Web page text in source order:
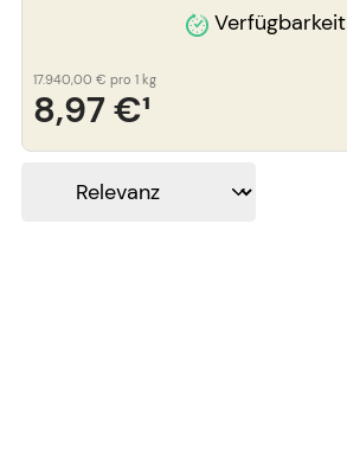
Verfügbarkeit
8,97 €¹
17.940,00 € pro 1 kg